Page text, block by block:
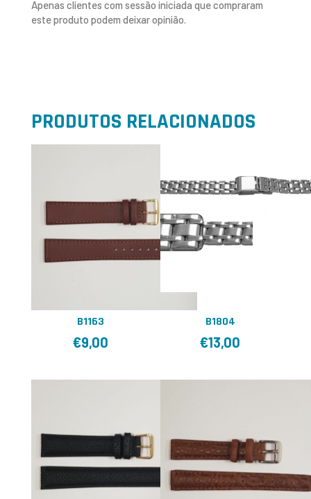
Apenas clientes com sessão iniciada que compraram
este produto podem deixar opinião.
PRODUTOS RELACIONADOS
B1163
€9,00
B1804
€13,00